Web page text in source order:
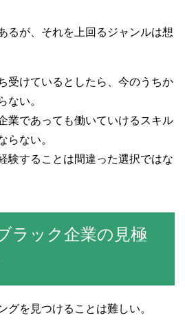
るが、それを上回るジャンルは想
受けているとしたら、今のうちか
ない。
業であっても働いていけるスキル
らない。
験することは間違った選択ではな
ラック企業の見極
グを見つけることは難しい。